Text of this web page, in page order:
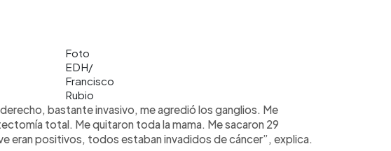
Foto
EDH/
Francisco
Rubio
bastante invasivo, me agredió los ganglios. Me
total. Me quitaron toda la mama. Me sacaron 29
eran positivos, todos estaban invadidos de cáncer”, explica.